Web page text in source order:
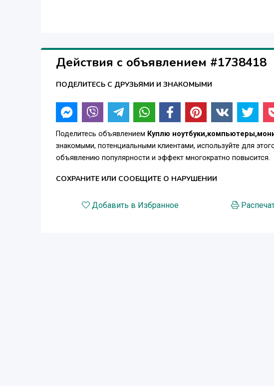
Действия с объявлением #1738418
ПОДЕЛИТЕСЬ С ДРУЗЬЯМИ И ЗНАКОМЫМИ
Поделитесь объявлением Куплю
знакомыми, потенциальными клиентами, используйте для
объявлению популярности и эффект многократно повысится.
СОХРАНИТЕ ИЛИ СООБЩИТЕ О НАРУШЕНИИ
Добавить в Избранное